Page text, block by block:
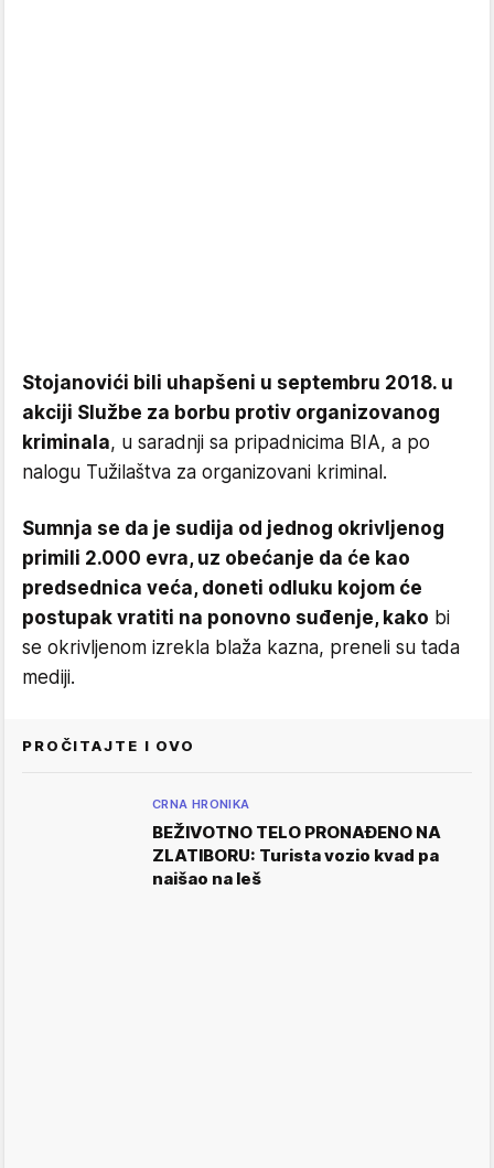
Stojanovići bili uhapšeni u septembru 2018. u
akciji Službe za borbu protiv organizovanog
kriminala, u saradnji sa pripadnicima BIA, a po
nalogu Tužilaštva za organizovani kriminal.
Sumnja se da je sudija od jednog okrivljenog
primili 2.000 evra, uz obećanje da će kao
predsednica veća, doneti odluku kojom će
postupak vratiti na ponovno suđenje, kako bi
se okrivljenom izrekla blaža kazna, preneli su tada
mediji.
PROČITAJTE I OVO
CRNA HRONIKA
BEŽIVOTNO TELO PRONAĐENO NA
ZLATIBORU: Turista vozio kvad pa
naišao na leš